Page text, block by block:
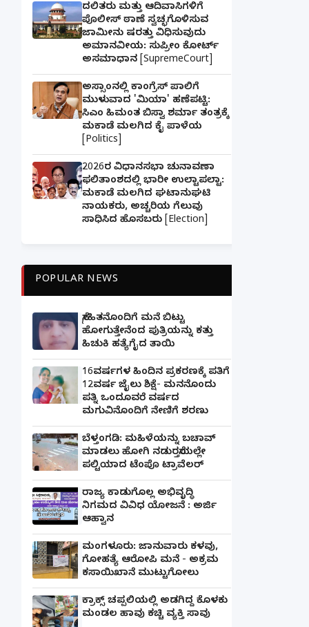
ದಲಿತರು ಮತ್ತು ಆದಿವಾಸಿಗಳಿಗೆ
ಪೊಲೀಸ್ ಠಾಣೆ ಸ್ವಚ್ಛಗೊಳಿಸುವ
ಜಾಮೀನು ಷರತ್ತು ವಿಧಿಸುವುದು
ಅಮಾನವೀಯ: ಸುಪ್ರೀಂ ಕೋರ್ಟ್
ಅಸಮಾಧಾನ [SupremeCourt]
ಅಸ್ಸಾಂನಲ್ಲಿ ಕಾಂಗ್ರೆಸ್ ಪಾಲಿಗೆ
ಮುಳುವಾದ 'ಮಿಯಾ' ಹಣೆಪಟ್ಟಿ:
ಸಿಎಂ ಹಿಮಂತ ಬಿಸ್ವಾ ಶರ್ಮಾ ತಂತ್ರಕ್ಕೆ
ಮಕಾಡೆ ಮಲಗಿದ ಕೈ ಪಾಳೆಯ
[Politics]
2026ರ ವಿಧಾನಸಭಾ ಚುನಾವಣಾ
ಫಲಿತಾಂಶದಲ್ಲಿ ಭಾರೀ ಉಲ್ಟಾಪಲ್ಟಾ:
ಮಕಾಡೆ ಮಲಗಿದ ಘಟಾನುಘಟಿ
ನಾಯಕರು, ಅಚ್ಚರಿಯ ಗೆಲುವು
ಸಾಧಿಸಿದ ಹೊಸಬರು [Election]
POPULAR NEWS
ಸ್ನೇಹಿತನೊಂದಿಗೆ ಮನೆ ಬಿಟ್ಟು
ಹೋಗುತ್ತೇನೆಂದ ಪುತ್ರಿಯನ್ನು ಕತ್ತು
ಹಿಚುಕಿ ಹತ್ಯೆಗೈದ ತಾಯಿ
16ವರ್ಷಗಳ ಹಿಂದಿನ ಪ್ರಕರಣಕ್ಕೆ ಪತಿಗೆ
12ವರ್ಷ ಜೈಲು ಶಿಕ್ಷೆ- ಮನನೊಂದು
ಪತ್ನಿ ಒಂದೂವರೆ ವರ್ಷದ
ಮಗುವಿನೊಂದಿಗೆ ನೇಣಿಗೆ ಶರಣು
ಬೆಳ್ತಂಗಡಿ: ಮಹಿಳೆಯನ್ನು ಬಚಾವ್
ಮಾಡಲು ಹೋಗಿ ನಡುರಸ್ತೆಯಲ್ಲೇ
ಪಲ್ಟಿಯಾದ ಟೆಂಪೊ ಟ್ರಾವೆಲರ್
ರಾಜ್ಯ ಕಾಡುಗೊಲ್ಲ ಅಭಿವೃದ್ಧಿ
ನಿಗಮದ ವಿವಿಧ ಯೋಜನೆ : ಅರ್ಜಿ
ಆಹ್ವಾನ
ಮಂಗಳೂರು: ಜಾನುವಾರು ಕಳವು,
ಗೋಹತ್ಯೆ ಆರೋಪಿ ಮನೆ - ಅಕ್ರಮ
ಕಸಾಯಿಖಾನೆ ಮುಟ್ಟುಗೋಲು
ಕ್ರಾಕ್ಸ್ ಚಪ್ಪಲಿಯಲ್ಲಿ ಅಡಗಿದ್ದ ಕೊಳಕು
ಮಂಡಲ ಹಾವು ಕಚ್ಚಿ ವ್ಯಕ್ತಿ ಸಾವು